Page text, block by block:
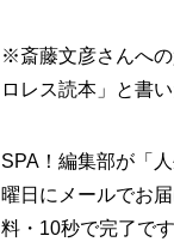
※斎藤文彦さんへ
ロレス読本」と書
SPA！編集部が「
曜日にメールでお
料・10秒で完了です